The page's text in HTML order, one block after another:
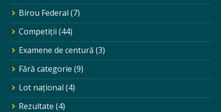
Birou Federal (7)
Competiții (44)
Examene de centură (3)
Fără categorie (9)
Lot național (4)
Rezultate (4)